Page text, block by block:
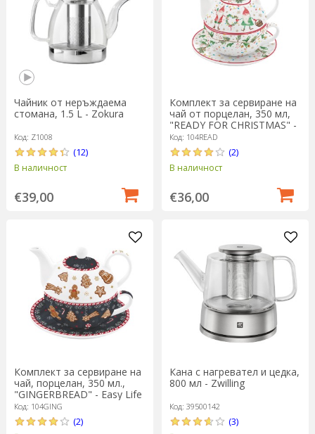
Чайник от неръждаема
стомана, 1.5 L - Zokura
Код: Z1008
(12)
В наличност
€39,00
Комплект за сервиране на
чай от порцелан, 350 мл,
"READY FOR CHRISTMAS" -
Easy Life
Код: 104READ
(2)
В наличност
€36,00
Комплект за сервиране на
чай, порцелан, 350 мл.,
"GINGERBREAD" - Easy Life
Код: 104GING
(2)
Кана с нагревател и цедка,
800 мл - Zwilling
Код: 39500142
(3)